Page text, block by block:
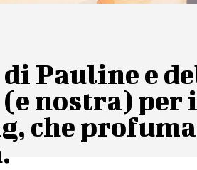
Pauline e
nostra) per i
che